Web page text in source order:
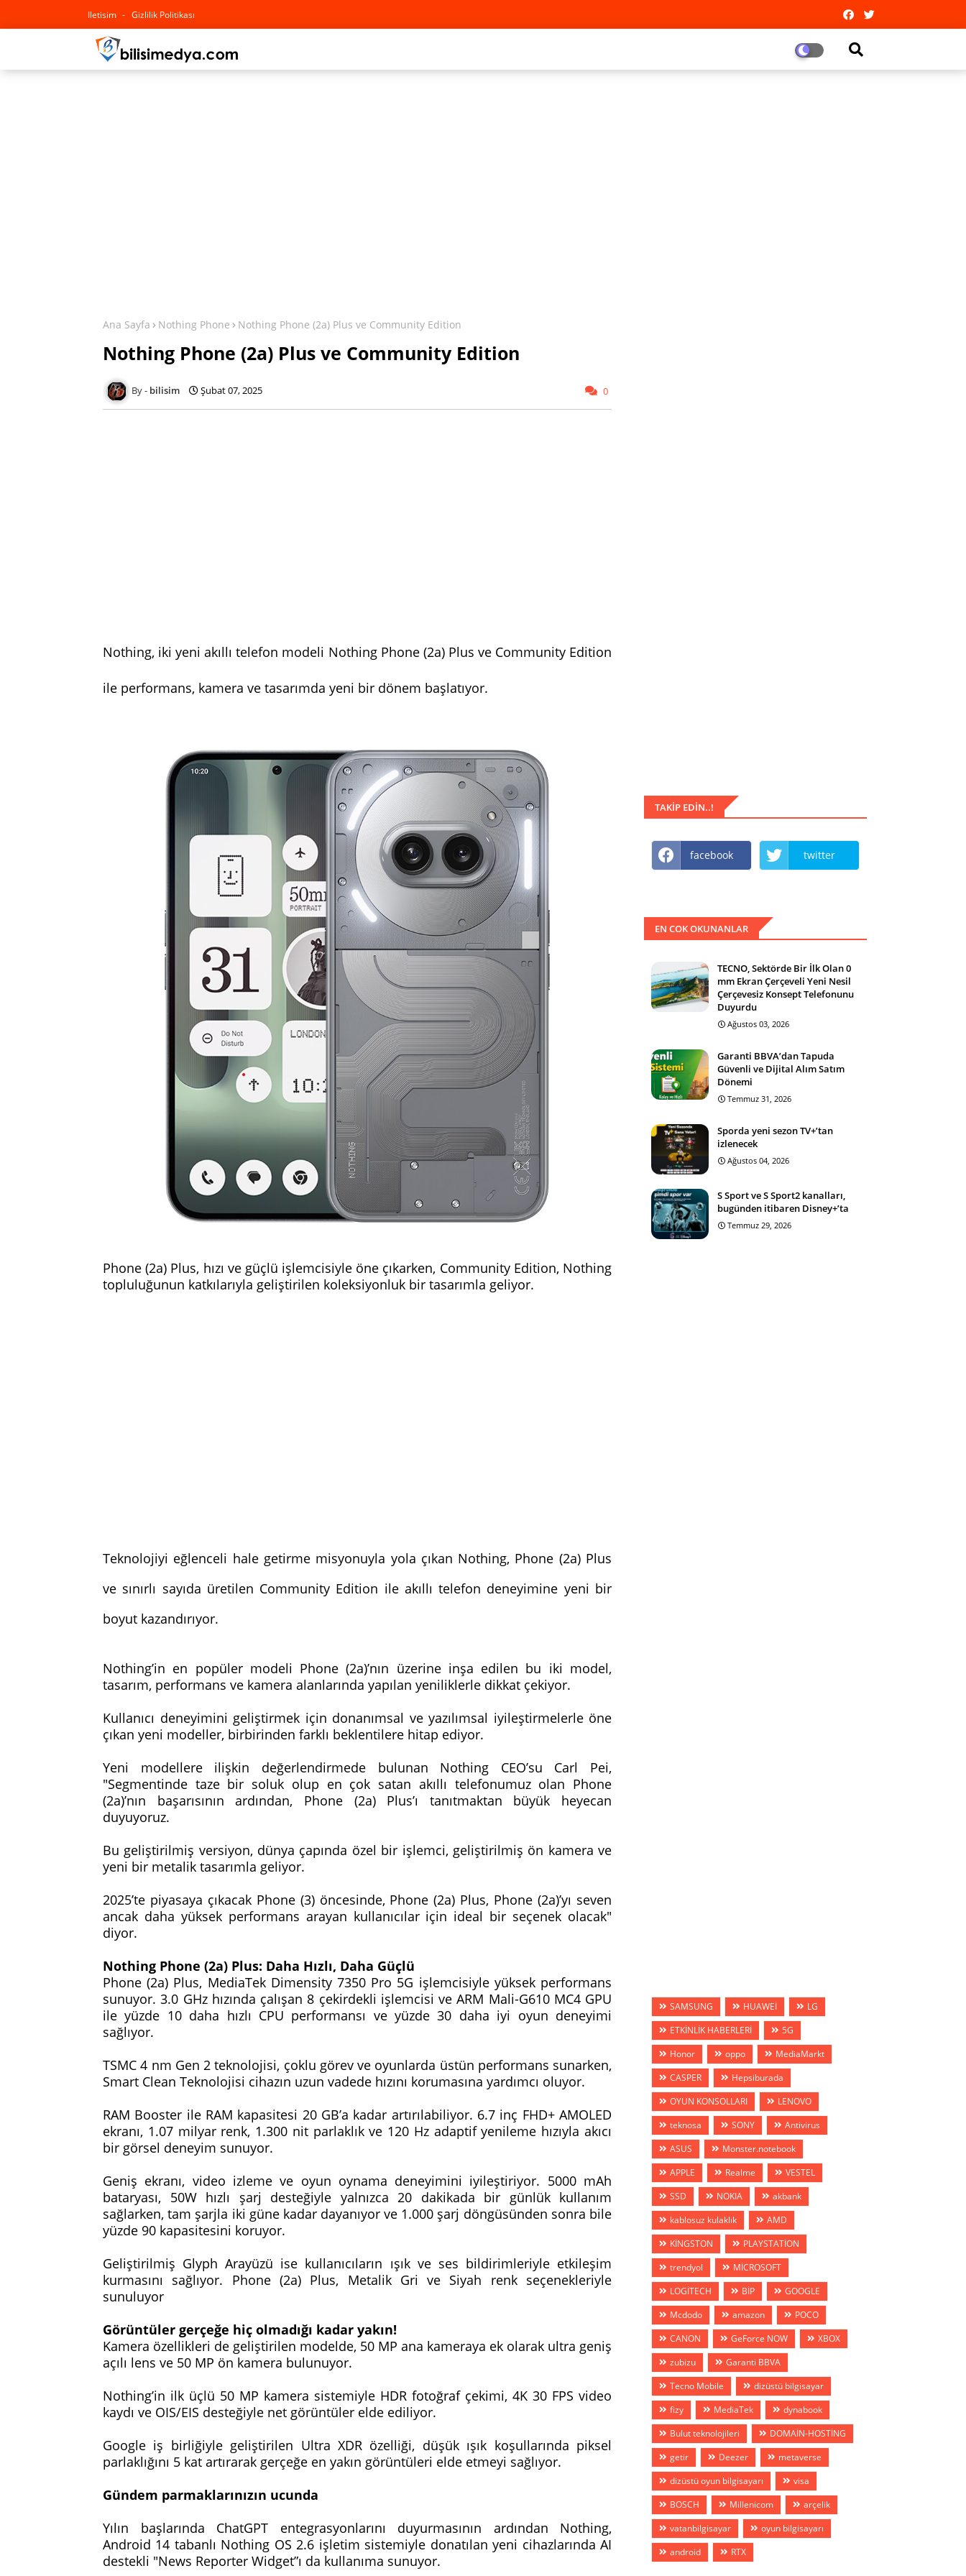
Iletisim Gizlilik Politikası
Ana Sayfa Nothing Phone Nothing Phone (2a) Plus ve Community Edition
Nothing Phone (2a) Plus ve Community Edition
bilisim Şubat 07, 2025 0
Nothing, iki yeni akıllı telefon modeli Nothing Phone (2a) Plus ve Community Edition
ile performans, kamera ve tasarımda yeni bir dönem başlatıyor.
Phone (2a) Plus, hızı ve güçlü işlemcisiyle öne çıkarken, Community Edition, Nothing
topluluğunun katkılarıyla geliştirilen koleksiyonluk bir tasarımla geliyor.
Teknolojiyi eğlenceli hale getirme misyonuyla yola çıkan Nothing, Phone (2a) Plus
ve sınırlı sayıda üretilen Community Edition ile akıllı telefon deneyimine yeni bir
boyut kazandırıyor.
Nothing’in en popüler modeli Phone (2a)’nın üzerine inşa edilen bu iki model,
tasarım, performans ve kamera alanlarında yapılan yeniliklerle dikkat çekiyor.
Kullanıcı deneyimini geliştirmek için donanımsal ve yazılımsal iyileştirmelerle öne
çıkan yeni modeller, birbirinden farklı beklentilere hitap ediyor.
Yeni modellere ilişkin değerlendirmede bulunan Nothing CEO’su Carl Pei,
"Segmentinde taze bir soluk olup en çok satan akıllı telefonumuz olan Phone
(2a)’nın başarısının ardından, Phone (2a) Plus’ı tanıtmaktan büyük heyecan
duyuyoruz.
Bu geliştirilmiş versiyon, dünya çapında özel bir işlemci, geliştirilmiş ön kamera ve
yeni bir metalik tasarımla geliyor.
2025’te piyasaya çıkacak Phone (3) öncesinde, Phone (2a) Plus, Phone (2a)’yı seven
ancak daha yüksek performans arayan kullanıcılar için ideal bir seçenek olacak"
diyor.
Nothing Phone (2a) Plus: Daha Hızlı, Daha Güçlü
Phone (2a) Plus, MediaTek Dimensity 7350 Pro 5G işlemcisiyle yüksek performans
sunuyor. 3.0 GHz hızında çalışan 8 çekirdekli işlemcisi ve ARM Mali-G610 MC4 GPU
ile yüzde 10 daha hızlı CPU performansı ve yüzde 30 daha iyi oyun deneyimi
sağlıyor.
TSMC 4 nm Gen 2 teknolojisi, çoklu görev ve oyunlarda üstün performans sunarken,
Smart Clean Teknolojisi cihazın uzun vadede hızını korumasına yardımcı oluyor.
RAM Booster ile RAM kapasitesi 20 GB’a kadar artırılabiliyor. 6.7 inç FHD+ AMOLED
ekranı, 1.07 milyar renk, 1.300 nit parlaklık ve 120 Hz adaptif yenileme hızıyla akıcı
bir görsel deneyim sunuyor.
Geniş ekranı, video izleme ve oyun oynama deneyimini iyileştiriyor. 5000 mAh
bataryası, 50W hızlı şarj desteğiyle yalnızca 20 dakikada bir günlük kullanım
sağlarken, tam şarjla iki güne kadar dayanıyor ve 1.000 şarj döngüsünden sonra bile
yüzde 90 kapasitesini koruyor.
Geliştirilmiş Glyph Arayüzü ise kullanıcıların ışık ve ses bildirimleriyle etkileşim
kurmasını sağlıyor. Phone (2a) Plus, Metalik Gri ve Siyah renk seçenekleriyle
sunuluyor
Görüntüler gerçeğe hiç olmadığı kadar yakın!
Kamera özellikleri de geliştirilen modelde, 50 MP ana kameraya ek olarak ultra geniş
açılı lens ve 50 MP ön kamera bulunuyor.
Nothing’in ilk üçlü 50 MP kamera sistemiyle HDR fotoğraf çekimi, 4K 30 FPS video
kaydı ve OIS/EIS desteğiyle net görüntüler elde ediliyor.
Google iş birliğiyle geliştirilen Ultra XDR özelliği, düşük ışık koşullarında piksel
parlaklığını 5 kat artırarak gerçeğe en yakın görüntüleri elde etmeyi sağlıyor.
Gündem parmaklarınızın ucunda
Yılın başlarında ChatGPT entegrasyonlarını duyurmasının ardından Nothing,
Android 14 tabanlı Nothing OS 2.6 işletim sistemiyle donatılan yeni cihazlarında AI
destekli "News Reporter Widget”ı da kullanıma sunuyor.
TAKIP EDIN..!
facebook twitter
EN COK OKUNANLAR
TECNO, Sektörde Bir İlk Olan 0
mm Ekran Çerçeveli Yeni Nesil
Çerçevesiz Konsept Telefonunu
Duyurdu
Ağustos 03, 2026
Garanti BBVA’dan Tapuda
Güvenli ve Dijital Alım Satım
Dönemi
Temmuz 31, 2026
Sporda yeni sezon TV+’tan
izlenecek
Ağustos 04, 2026
S Sport ve S Sport2 kanalları,
bugünden itibaren Disney+’ta
Temmuz 29, 2026
SAMSUNG HUAWEİ
LG
ETKİNLİK HABERLERİ
5G
Honor
oppo
MediaMarkt
CASPER
Hepsiburada
OYUN KONSOLLARI
LENOVO
teknosa
SONY
Antivirus
ASUS
Monster.notebook
APPLE
Realme
VESTEL
SSD
NOKIA
akbank
kablosuz kulaklık
AMD
KİNGSTON
PLAYSTATİON
trendyol
MİCROSOFT
LOGİTECH
BİP
GOOGLE
Mcdodo
amazon
POCO
CANON
GeForce NOW
XBOX
zubizu
Garanti BBVA
Tecno Mobile
dizüstü bilgisayar
fizy
MediaTek
dynabook
Bulut teknolojileri
DOMAİN-HOSTİNG
getir
Deezer
metaverse
dizüstü oyun bilgisayarı
visa
BOSCH
Millenicom
arçelik
vatanbilgisayar
oyun bilgisayarı
android
RTX